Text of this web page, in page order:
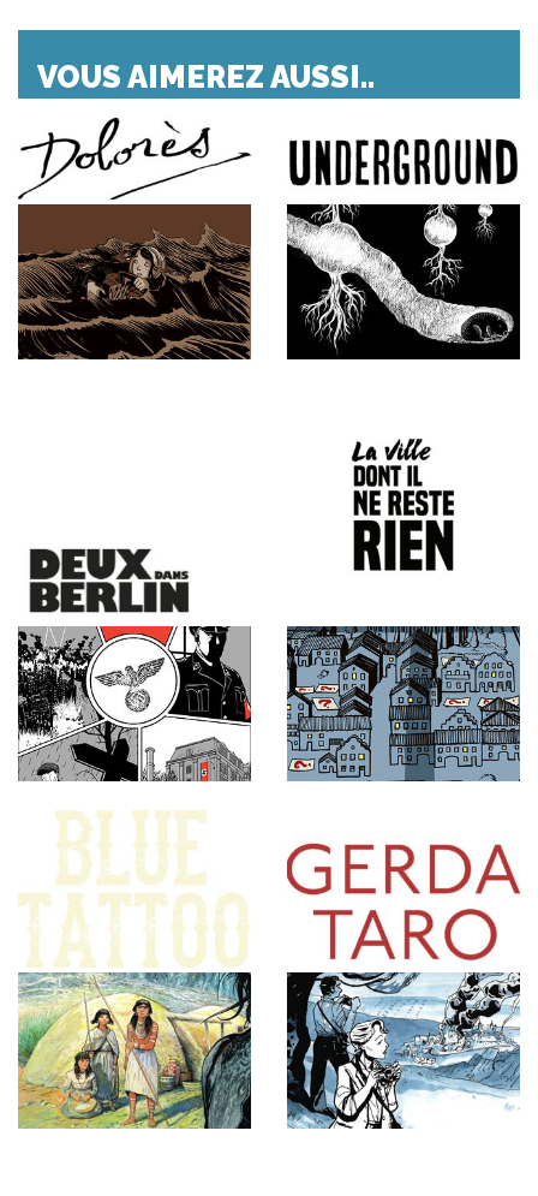
VOUS AIMEREZ AUSSI..